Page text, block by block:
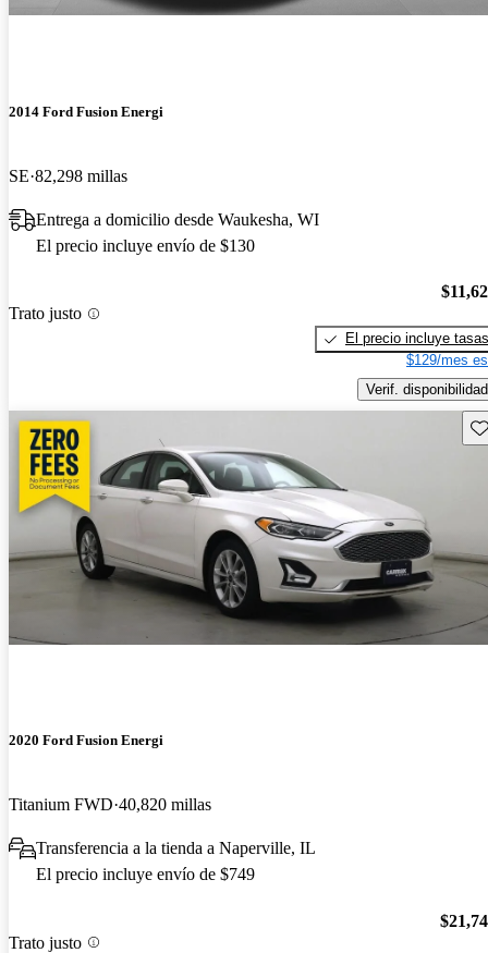
2014 Ford Fusion Energi
SE 82,298 millas
Entrega a domicilio desde Waukesha, WI
El precio incluye envío de $130
Trato justo
El precio incluye tasas
$129/mes
Verif. disponibilidad
2020 Ford Fusion Energi
Titanium FWD 40,820 millas
Transferencia a la tienda a Naperville, IL
El precio incluye envío de $749
Trato justo